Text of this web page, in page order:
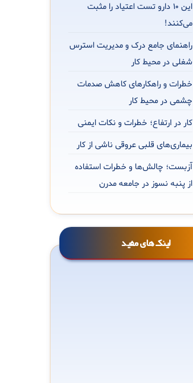
این 10 دارو تست اعتیاد را مثبت
می‌کنند!
راهنمای جامع درک و مدیریت استرس
شغلی در محیط کار
خطرات و راهکارهای کاهش صدمات
چشمی در محیط کار
کار در ارتفاع؛ خطرات و نکات ایمنی
بیماری‌های قلبی عروقی ناشی از کار
آزبست؛ چالش‌ها و خطرات استفاده
از پنبه نسوز در جامعه مدرن
لینک‌های مفید